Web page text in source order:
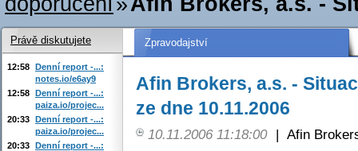
Zpravodajství
Afin Brokers, a.s. -
ze dne 10.11.2006
10.11.2006 11:18:00 | Afin
Právě diskutujete
12:58 Denní report -...:
notes.io/e6ay9
12:58 Denní report -...:
paiza.io/projec...
20:33 Denní report -...:
paiza.io/projec...
20:33 Denní report -...: